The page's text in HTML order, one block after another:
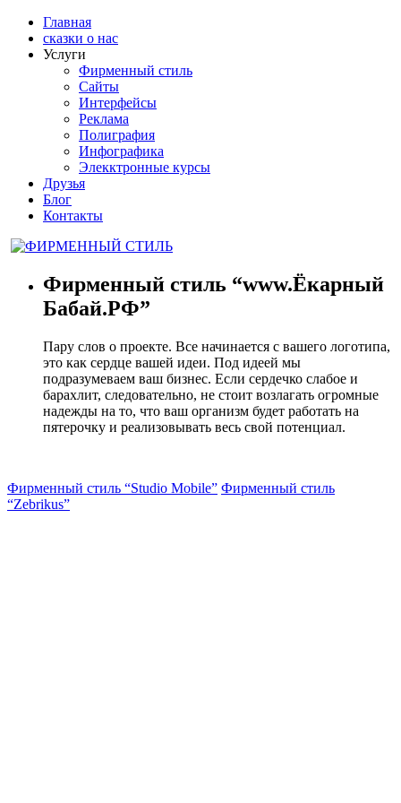
Главная
сказки о нас
Услуги
Фирменный стиль
Сайты
Интерфейсы
Реклама
Полиграфия
Инфографика
Элекктронные курсы
Друзья
Блог
Контакты
Фирменный стиль “www.Ёкарный
Бабай.РФ”
Пару слов о проекте. Все начинается с вашего логотипа,
это как сердце вашей идеи. Под идеей мы
подразумеваем ваш бизнес. Если сердечко слабое и
барахлит, следовательно, не стоит возлагать огромные
надежды на то, что ваш организм будет работать на
пятерочку и реализовывать весь свой потенциал.
Фирменный стиль “Studio Mobile” Фирменный стиль
“Zebrikus”